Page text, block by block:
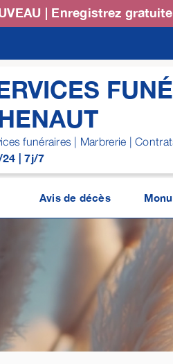
| Enregistrez
funéraires | Marbrerie |
| 7j/7
Avis de décès